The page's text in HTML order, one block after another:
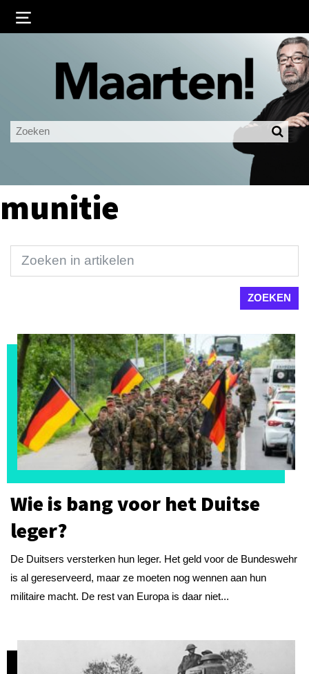
Ingelogd blijven
LOGIN
munitie
Wie is bang voor het Duitse
leger?
De Duitsers versterken hun leger. Het geld voor de Bundeswehr
is al gereserveerd, maar ze moeten nog wennen aan hun
militaire macht. De rest van Europa is daar niet...